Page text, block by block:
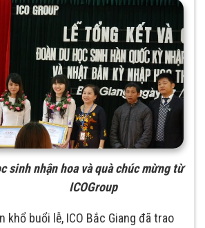
sinhnhận hoa và quà chúc mừng từ
ICOGroup
khổ buổi lễ, ICO Bắc Giang đã trao